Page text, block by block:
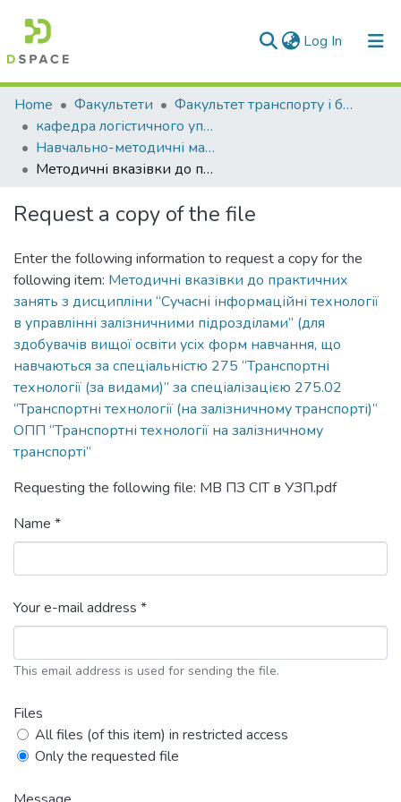
Log In (current)
Communities & Collections
All of DSpace
Statistics
Home Факультети
Факультет транспорту і будівництва
кафедра логістичного управління та безпеки руху на транспорті
Навчально-методичні матеріали (КЛУБРТ)
Методичні вказівки до практичних занять з дисципліни “Сучасні інформаційні технології в управлінні залізничними підрозділами” (для здобувачів вищої освіти усіх форм навчання, що навчаються за спеціальністю 275 “Транспортні технології (за видами)” за спеціалізацією 275.02 “Транспортні технології (на залізничному транспорті)” ОПП “Транспортні технології на залізничному транспорті”
Request a copy of the file
Enter the following information to request a copy for the
following item: Методичні вказівки до практичних
занять з дисципліни “Сучасні інформаційні технології
в управлінні залізничними підрозділами” (для
здобувачів вищої освіти усіх форм навчання, що
навчаються за спеціальністю 275 “Транспортні
технології (за видами)” за спеціалізацією 275.02
“Транспортні технології (на залізничному транспорті)”
ОПП “Транспортні технології на залізничному
транспорті”
Requesting the following file: МВ ПЗ СІТ в УЗП.pdf
Name *
Your e-mail address *
This email address is used for sending the file.
Files
All files (of this item) in restricted access
Only the requested file